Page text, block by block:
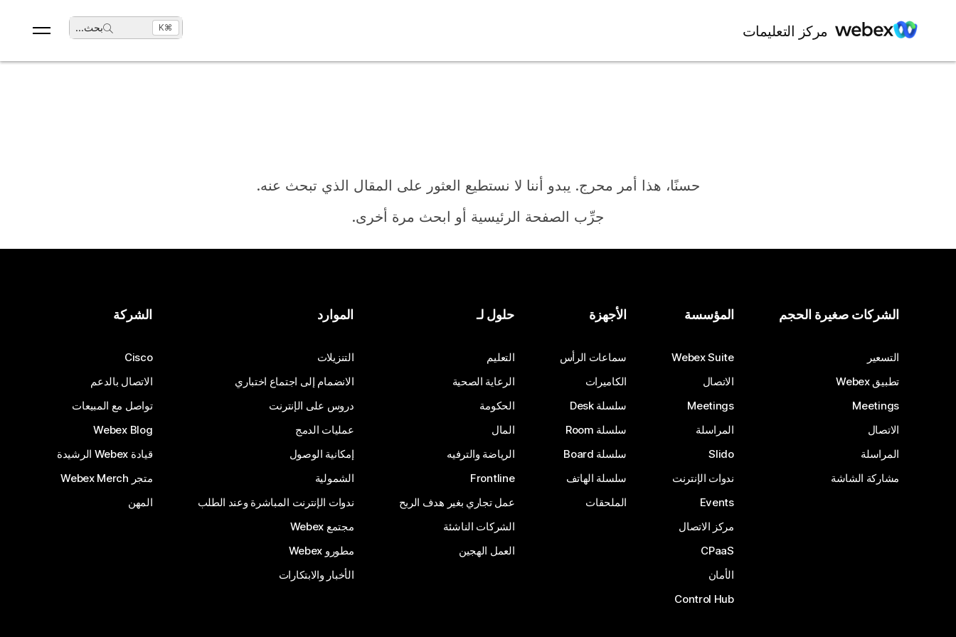
مركز التعليمات بحث... ⌘K
حسنًا، هذا أمر محرج. يبدو أننا لا نستطيع العثور على المقال الذي تبحث عنه.
جرِّب الصفحة الرئيسية أو ابحث مرة أخرى.
هل تحتاج إلى إجابة؟
أرسِل سؤالاً
الشركات صغيرة الحجم
التسعير
تطبيق Webex
Meetings
الاتصال
المراسلة
مشاركة الشاشة
المؤسسة
Webex Suite
الاتصال
Meetings
المراسلة
Slido
ندوات الإنترنت
Events
مركز الاتصال
CPaaS
الأمان
Control Hub
الأجهزة
سماعات الرأس
الكاميرات
سلسلة Desk
سلسلة Room
سلسلة Board
سلسلة الهاتف
الملحقات
حلول لـ
التعليم
الرعاية الصحية
الحكومة
المال
الرياضة والترفيه
Frontline
عمل تجاري بغير هدف الربح
الشركات الناشئة
العمل الهجين
الموارد
التنزيلات
الانضمام إلى اجتماع اختباري
دروس على الإنترنت
عمليات الدمج
إمكانية الوصول
الشمولية
ندوات الإنترنت المباشرة وعند الطلب
مجتمع Webex
مطورو Webex
الأخبار والابتكارات
الشركة
Cisco
الاتصال بالدعم
تواصل مع المبيعات
Webex Blog
قيادة Webex الرشيدة
متجر Webex Merch
المهن